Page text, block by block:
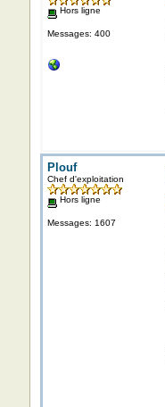
Hors ligne
Messages: 400
Plouf
Chef d'exploitation
Hors ligne
Messages: 1607